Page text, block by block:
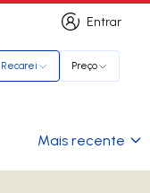
Entrar
Entrar
Recarei Preço
Mais recente